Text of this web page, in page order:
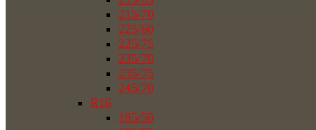
215/70
225/60
225/75
235/70
235/75
245/70
R16
185/50